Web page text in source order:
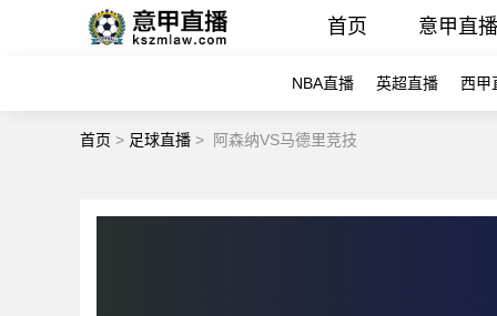
首页 意甲直播
NBA直播 英超直播 西甲
首页 > 足球直播 > 阿森纳VS马德里竞技